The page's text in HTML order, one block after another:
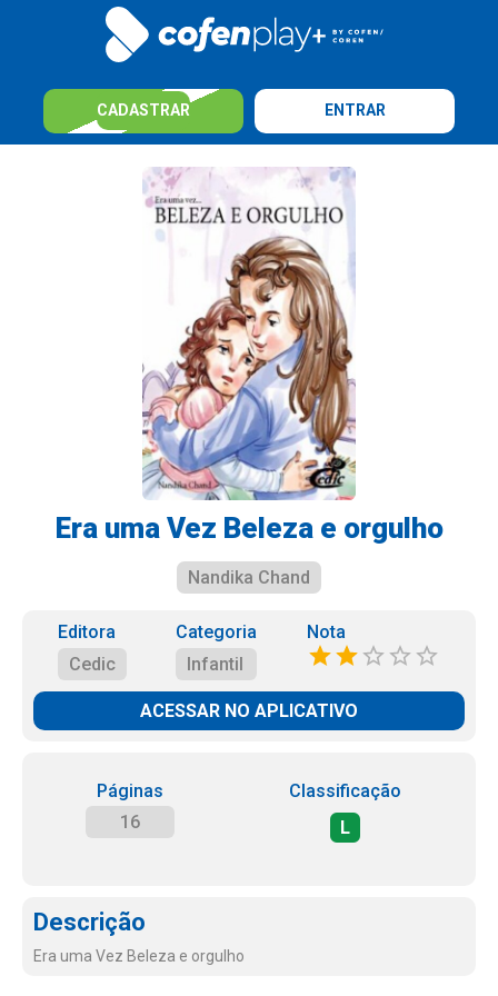
CADASTRAR ENTRAR
Era uma Vez Beleza e orgulho
Nandika Chand
Editora
Cedic
Categoria
Infantil
Nota
ACESSAR NO APLICATIVO
Páginas
16
Classificação
L
Descrição
Era uma Vez Beleza e orgulho